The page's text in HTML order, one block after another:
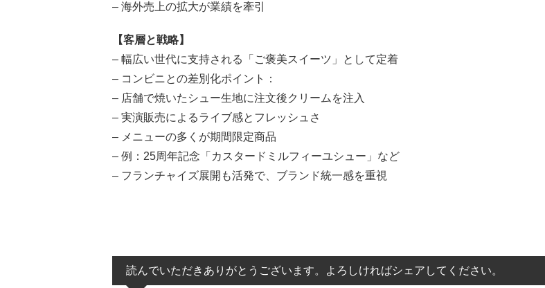
– 海外売上の拡大が業績を牽引
【客層と戦略】
– 幅広い世代に支持される「ご褒美スイーツ」として定着
– コンビニとの差別化ポイント：
– 店舗で焼いたシュー生地に注文後クリームを注入
– 実演販売によるライブ感とフレッシュさ
– メニューの多くが期間限定商品
– 例：25周年記念「カスタードミルフィーユシュー」など
– フランチャイズ展開も活発で、ブランド統一感を重視
読んでいただきありがとうございます。よろしければシェアしてください。